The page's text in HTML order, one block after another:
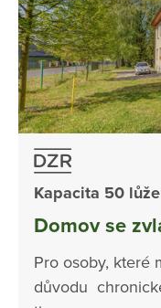
Kapacita 50
Domov se
Pro osoby, které
důvodu